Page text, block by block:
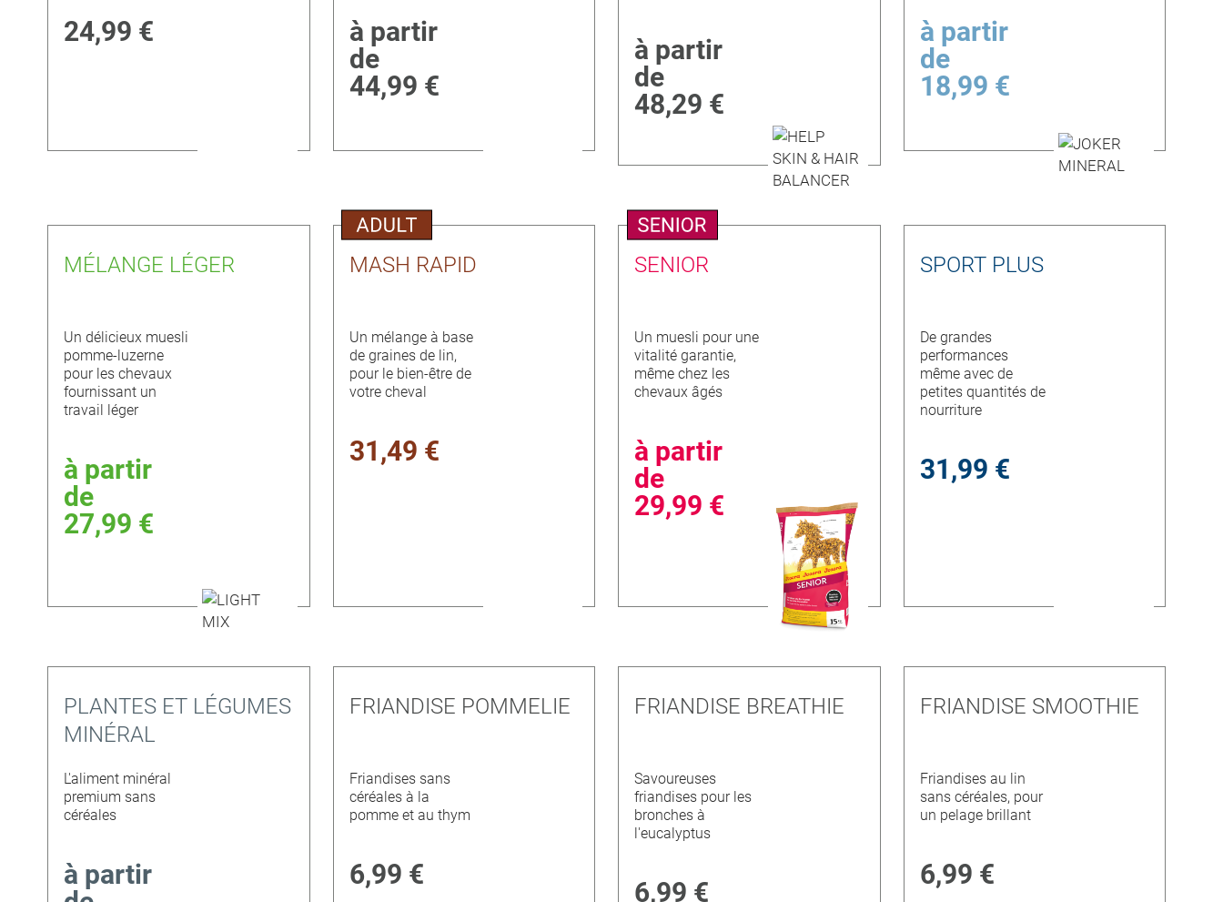
24,99 €
à partir
de
44,99 €
à partir
de
48,29 €
à partir
de
18,99 €
MÉLANGE LÉGER
Un délicieux muesli
pomme-luzerne
pour les chevaux
fournissant un
travail léger
à partir
de
27,99 €
MASH RAPID
Un mélange à base
de graines de lin,
pour le bien-être de
votre cheval
31,49 €
SENIOR
Un muesli pour une
vitalité garantie,
même chez les
chevaux âgés
à partir
de
29,99 €
SPORT PLUS
De grandes
performances
même avec de
petites quantités de
nourriture
31,99 €
PLANTES ET LÉGUMES
MINÉRAL
L'aliment minéral
premium sans
céréales
à partir
FRIANDISE POMMELIE
Friandises sans
céréales à la
pomme et au thym
6,99 €
FRIANDISE BREATHIE
Savoureuses
friandises pour les
bronches à
l'eucalyptus
6,99 €
FRIANDISE SMOOTHIE
Friandises au lin
sans céréales, pour
un pelage brillant
6,99 €